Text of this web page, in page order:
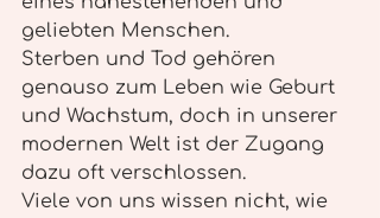
geliebten Menschen.
Sterben und Tod gehören
genauso zum Leben wie Geburt
und Wachstum, doch in unserer
modernen Welt ist der Zugang
dazu oft verschlossen.
Viele von uns wissen nicht, wie